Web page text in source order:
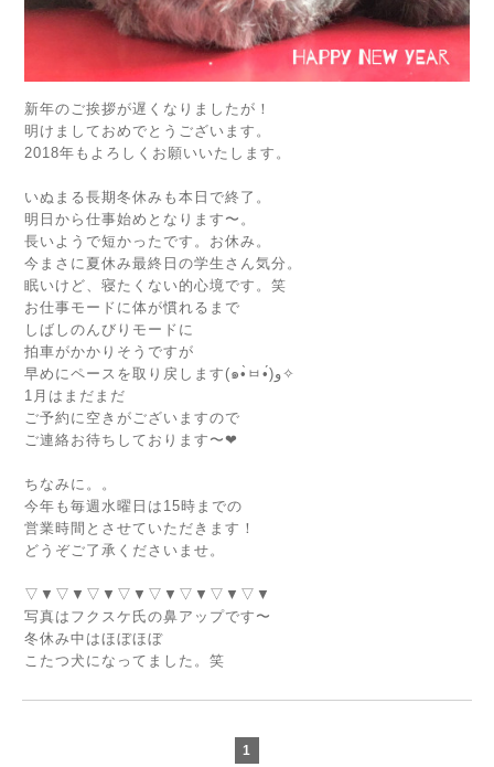
新年のご挨拶が遅くなりましたが！
明けましておめでとうございます。
2018年もよろしくお願いいたします。
いぬまる長期冬休みも本日で終了。
明日から仕事始めとなります〜。
長いようで短かったです。お休み。
今まさに夏休み最終日の学生さん気分。
眠いけど、寝たくない的心境です。笑
お仕事モードに体が慣れるまで
しばしのんびりモードに
拍車がかかりそうですが
早めにペースを取り戻します(๑•̀ㅂ•́)و✧
1月はまだまだ
ご予約に空きがございますので
ご連絡お待ちしております〜❤︎
ちなみに。。
今年も毎週水曜日は15時までの
営業時間とさせていただきます！
どうぞご了承くださいませ。
▽▼▽▼▽▼▽▼▽▼▽▼▽▼▽▼
写真はフクスケ氏の鼻アップです〜
冬休み中はほぼほぼ
こたつ犬になってました。笑
1